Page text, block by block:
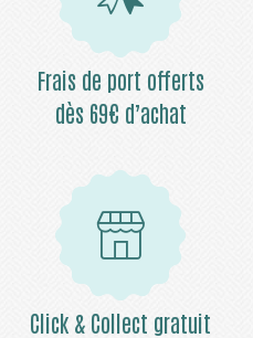
Frais de port offerts
dès 69€ d’achat
Click & Collect gratuit